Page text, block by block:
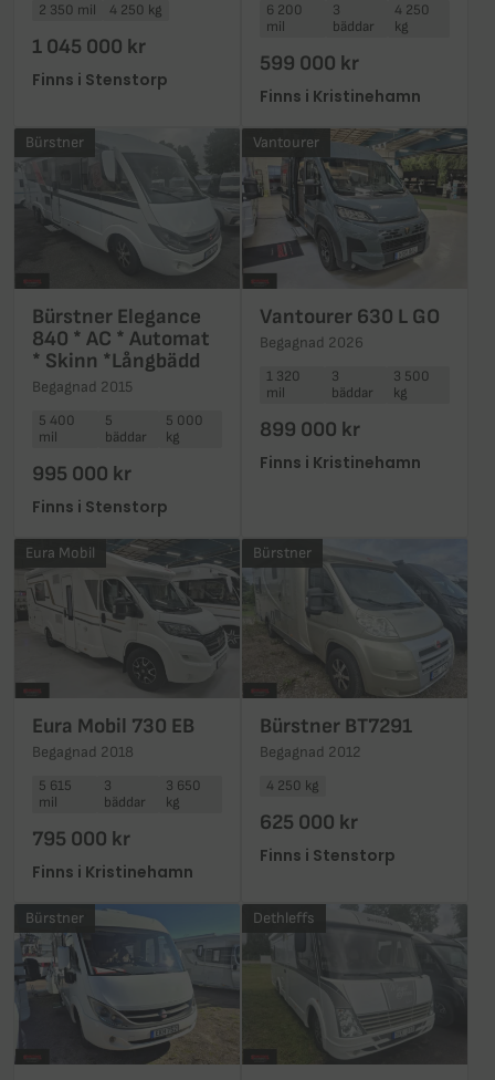
2 350 mil 4 250 kg
1 045 000 kr
Finns i Stenstorp
6 200
mil
3
bäddar
4 250
kg
599 000 kr
Finns i Kristinehamn
Bürstner
Bürstner Elegance
840 * AC * Automat
* Skinn *Långbädd
Begagnad 2015
5 400
mil
5
bäddar
5 000
kg
995 000 kr
Finns i Stenstorp
Vantourer
Vantourer 630 L GO
Begagnad 2026
1 320
mil
3
bäddar
3 500
kg
899 000 kr
Finns i Kristinehamn
Eura Mobil
Eura Mobil 730 EB
Begagnad 2018
5 615
mil
3
bäddar
3 650
kg
795 000 kr
Finns i Kristinehamn
Bürstner
Bürstner BT7291
Begagnad 2012
4 250 kg
625 000 kr
Finns i Stenstorp
Bürstner Dethleffs